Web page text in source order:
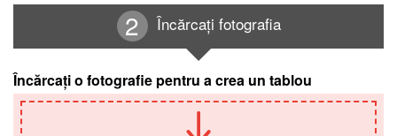
Încărcați fotografia
Încărcați o fotografie pentru a crea un tablou